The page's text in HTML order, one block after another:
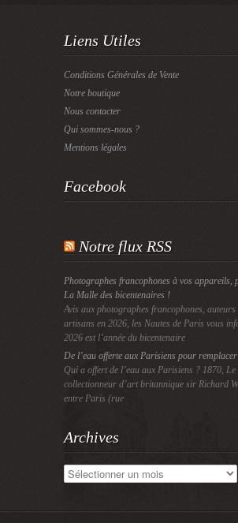
Liens Utiles
Conditions Générales de Vente
Notre boutique
Nous contacter
Qui sommes-nous ?
Mentions légales
Facebook
Notre flux RSS
Photographes francophones à vos appareils,
La Malle des bicentenaires !
Avis aux photographes francophones, auteurs
artisans en 2026, les Nautes de Paris vous
2026 est l’année du bicentenaire
De l’eau offerte aux Parisiens pour
Qui a offert de l’eau aux Parisiens ? 1870, Le
collectionneur d’art britannique sir Richard
entre Paris (rue
Archives
Archives